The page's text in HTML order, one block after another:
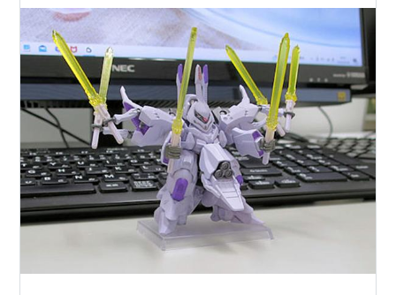
色指定：山崎朋子
3DCG：サンジゲン
撮影監督：大西博
音響監督：明田川進
音響制作：マジックカプセル
アニメーション制作：アートランド
製作：TYTANIA26PARTNERS
キャスト
ジュスラン・タイタニア：岸尾だいすけ
ファン・ヒューリック：小西克幸